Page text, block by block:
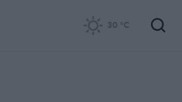
30 °C